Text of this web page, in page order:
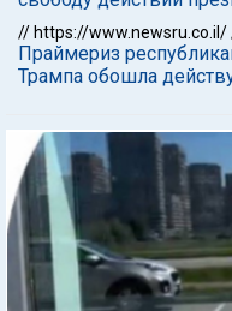
// https://www.newsru.co.il/
Праймериз
Трампа обошла